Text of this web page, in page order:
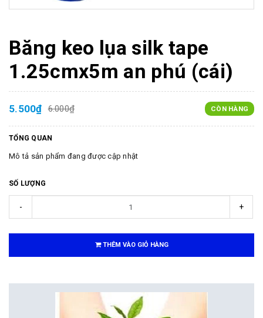
Băng keo lụa silk tape
1.25cmx5m an phú (cái)
5.500₫ 6.000₫ CÒN HÀNG
TỔNG QUAN
Mô tả sản phẩm đang được cập nhật
SỐ LƯỢNG
- +
THÊM VÀO GIỎ HÀNG